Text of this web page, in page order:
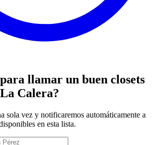
llamar un buen closets
Calera?
sola vez y notificaremos automáticamente a
en esta lista.